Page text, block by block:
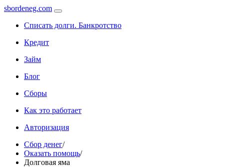
sbordeneg.com
Списать долги. Банкротство
Кредит
Займ
Блог
Сборы
Как это работает
Авторизация
Сбор денег/
Оказать помощь/
Долговая яма